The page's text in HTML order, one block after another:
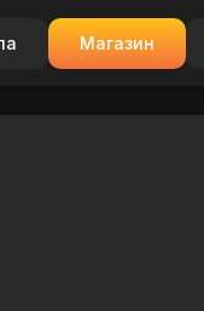
Магазин